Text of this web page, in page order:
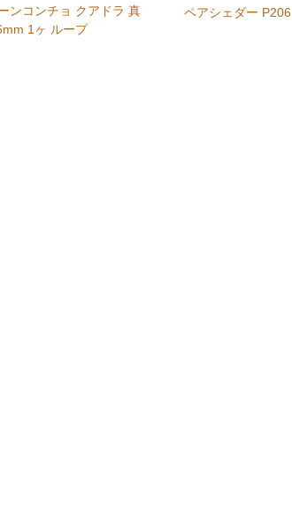
ンコンチョ クアドラ 真
1ヶ ループ
ペアシェダー P206